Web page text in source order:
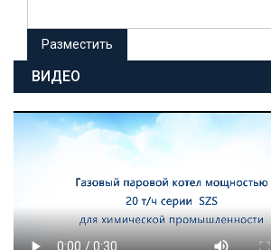
ВИДЕО